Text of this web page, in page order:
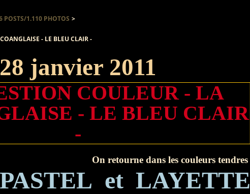
POSTS/1.110 PHOTOS >
- LE BLEU CLAIR -
28 janvier 2011
COULEUR - LA
- LE BLEU CLAIR
-
On retourne dans les couleurs tendres
PASTEL et LAYETTE